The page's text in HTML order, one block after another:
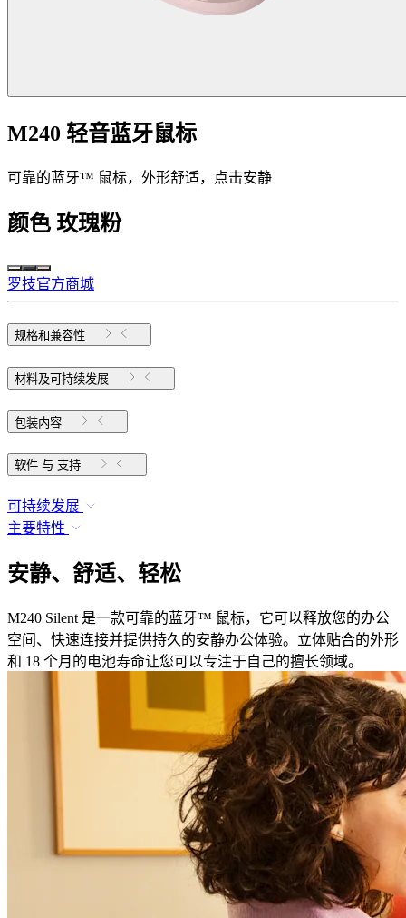
M240 轻音蓝牙鼠标
可靠的蓝牙™ 鼠标，外形舒适，点击安静
颜色 玫瑰粉
罗技官方商城
规格和兼容性
材料及可持续发展
包装内容
软件 与 支持
可持续发展
主要特性
安静、舒适、轻松
M240 Silent 是一款可靠的蓝牙™ 鼠标，它可以释放您的办公
空间、快速连接并提供持久的安静办公体验。立体贴合的外形
和 18 个月的电池寿命让您可以专注于自己的擅长领域。